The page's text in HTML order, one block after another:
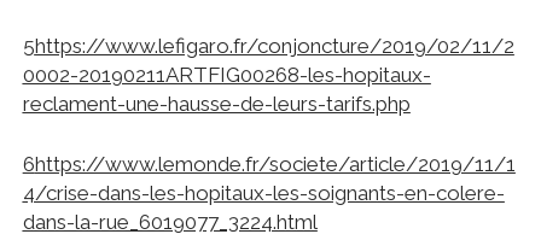
5https://www.lefigaro.fr/conjoncture/2019/02/11/2
0002-20190211ARTFIG00268-les-hopitaux-
reclament-une-hausse-de-leurs-tarifs.php
6https://www.lemonde.fr/societe/article/2019/11/1
4/crise-dans-les-hopitaux-les-soignants-en-colere-
dans-la-rue_6019077_3224.html